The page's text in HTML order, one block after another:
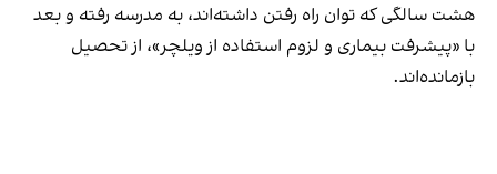
هشت سالگی که توان راه رفتن داشته‌اند، به مدرسه رفته و بعد
با «پیشرفت بیماری و لزوم استفاده از ویلچر»، از تحصیل
بازمانده‌اند.